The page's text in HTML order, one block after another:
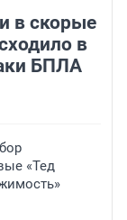
в скорые
в
БПЛА
«Тед